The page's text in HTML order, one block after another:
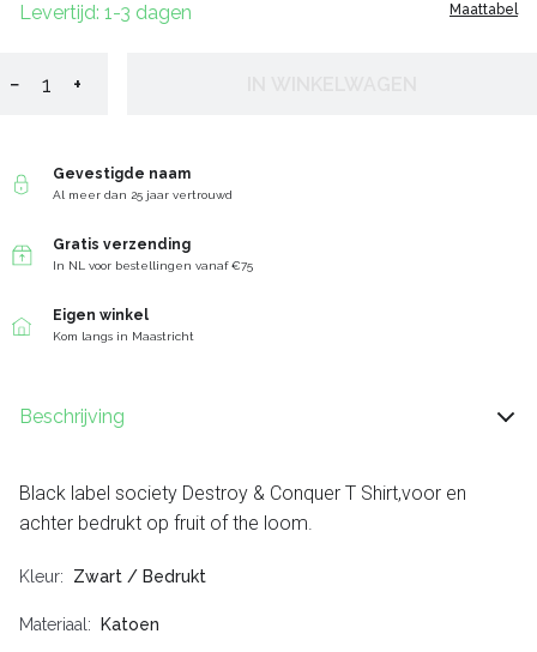
Maattabel
Levertijd: 1-3 dagen
− +
Gevestigde naam
Al meer dan 25 jaar vertrouwd
Gratis verzending
In NL voor bestellingen vanaf €75
Eigen winkel
Kom langs in Maastricht
Beschrijving
Black label society Destroy & Conquer T Shirt,voor en
achter bedrukt op fruit of the loom.
Kleur Zwart / Bedrukt
Materiaal Katoen